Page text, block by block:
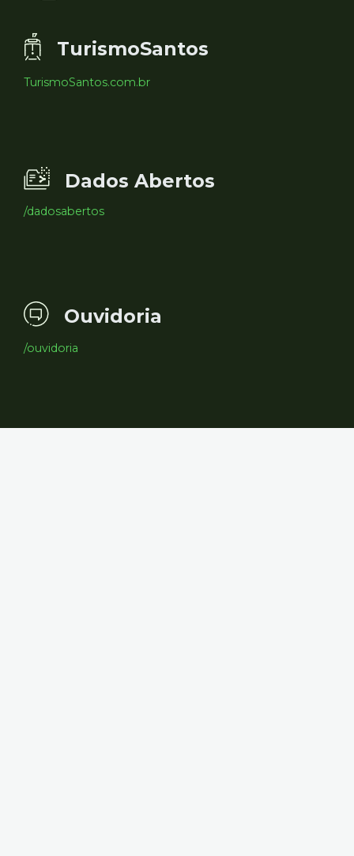
TurismoSantos
TurismoSantos.com.br
Dados Abertos
/dadosabertos
Ouvidoria
/ouvidoria